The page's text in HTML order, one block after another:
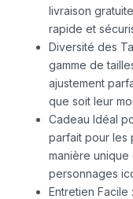
livraison
rapide et
Diversité des
gamme de
ajustement
que soit leur
Cadeau Idéal
parfait pour les
manière
personnages
Entretien